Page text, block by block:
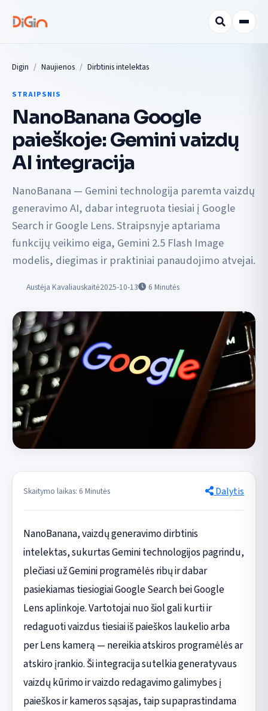
Digin Naujienos Dirbtinis intelektas
STRAIPSNIS
NanoBanana Google
paieškoje: Gemini vaizdų
AI integracija
NanoBanana — Gemini technologija paremta vaizdų
generavimo AI, dabar integruota tiesiai į Google
Search ir Google Lens. Straipsnyje aptariama
funkcijų veikimo eiga, Gemini 2.5 Flash Image
modelis, diegimas ir praktiniai panaudojimo atvejai.
Austėja Kavaliauskaitė2025-10-13 6 Minutės
Skaitymo laikas: 6 Minutės Dalytis
NanoBanana, vaizdų generavimo dirbtinis
intelektas, sukurtas Gemini technologijos pagrindu,
plečiasi už Gemini programėlės ribų ir dabar
pasiekiamas tiesiogiai Google Search bei Google
Lens aplinkoje. Vartotojai nuo šiol gali kurti ir
redaguoti vaizdus tiesiai iš paieškos laukelio arba
per Lens kamerą — nereikia atskiros programėlės ar
atskiro įrankio. Ši integracija sutelkia generatyvaus
vaizdų kūrimo ir vaizdo redagavimo galimybes į
paieškos ir kameros sąsajas, taip supaprastindama